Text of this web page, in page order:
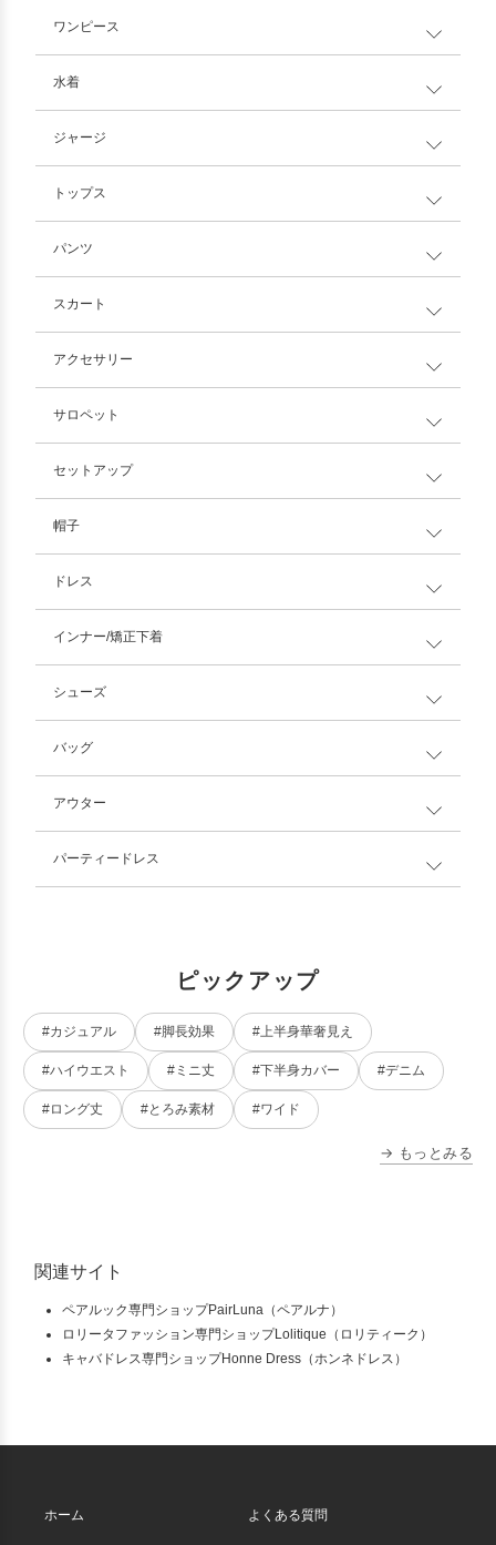
ワンピース
水着
ジャージ
トップス
パンツ
スカート
アクセサリー
サロペット
セットアップ
帽子
ドレス
インナー/矯正下着
シューズ
バッグ
アウター
パーティードレス
ピックアップ
#カジュアル #脚長効果 #上半身華奢見え
#ハイウエスト #ミニ丈 #下半身カバー #デニム
#ロング丈 #とろみ素材 #ワイド
→ もっとみる
関連サイト
ペアルック専門ショップPairLuna（ペアルナ）
ロリータファッション専門ショップLolitique（ロリティーク）
キャバドレス専門ショップHonne Dress（ホンネドレス）
ホーム よくある質問